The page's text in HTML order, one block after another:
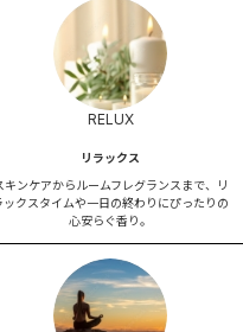
RELUX
リラックス
キンケアからルームフレグランスまで、リ
ックスタイムや一日の終わりにぴったりの
心安らぐ香り。